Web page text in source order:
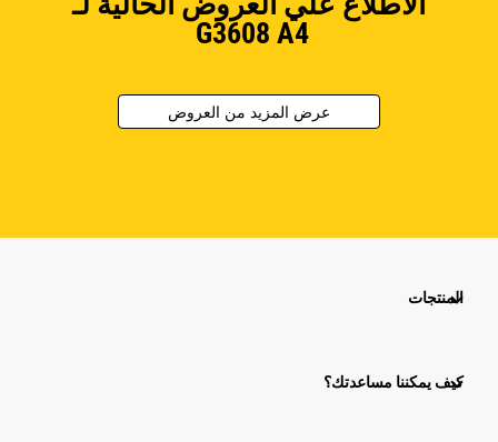
G3608 A4
عرض المزيد من العروض
المنتجات
كيف يمكننا مساعدتك؟